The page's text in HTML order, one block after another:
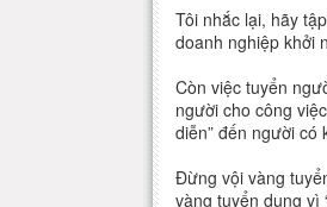
Tôi nhắc lại, hãy
doanh nghiệp khởi
Còn việc tuyển
người cho công
diễn” đến người có
Đừng vội vàng
vàng tuyển dụng